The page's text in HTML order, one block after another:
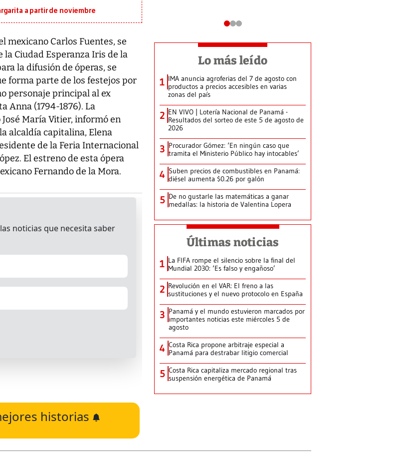
a partir de noviembre
mexicano Carlos Fuentes, se
Ciudad Esperanza Iris de la
la difusión de óperas, se
forma parte de los festejos por
personaje principal al ex
Anna (1794-1876). La
María Vitier, informó en
alcaldía capitalina, Elena
de la Feria Internacional
El estreno de esta ópera
Fernando de la Mora.
historias
Lo más leído
1 IMA anuncia agroferias del 7 de agosto con
productos a precios accesibles en varias
zonas del país
2 EN VIVO | Lotería Nacional de Panamá -
Resultados del sorteo de este 5 de agosto de
2026
3 Procurador Gómez: ‘En ningún caso que
tramita el Ministerio Público hay intocables’
4 Suben precios de combustibles en Panamá:
diésel aumenta $0.26 por galón
5 De no gustarle las matemáticas a ganar
medallas: la historia de Valentina Lopera
Últimas noticias
1 La FIFA rompe el silencio sobre la final del
Mundial 2030: ‘Es falso y engañoso’
2 Revolución en el VAR: El freno a las
sustituciones y el nuevo protocolo en España
3 Panamá y el mundo estuvieron marcados por
importantes noticias este miércoles 5 de
agosto
4 Costa Rica propone arbitraje especial a
Panamá para destrabar litigio comercial
5 Costa Rica capitaliza mercado regional tras
suspensión energética de Panamá